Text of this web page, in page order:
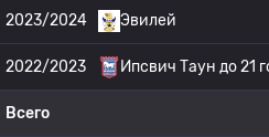
2023/2024 Эвилей
2022/2023 Ипсвич Таун до 21
Всего